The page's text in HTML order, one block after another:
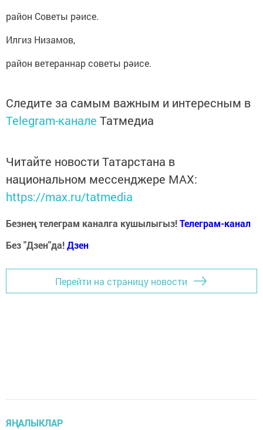
район Советы рәисе.
Илгиз Низамов,
район ветераннар советы рәисе.
Следите за самым важным и интересным в
Telegram-канале Татмедиа
Читайте новости Татарстана в
национальном мессенджере MАХ:
https://max.ru/tatmedia
Безнең телеграм каналга кушылыгыз!Телеграм-канал
Без "Дзен"да!Дзен
Перейти на страницу новости
ЯҢАЛЫКЛАР